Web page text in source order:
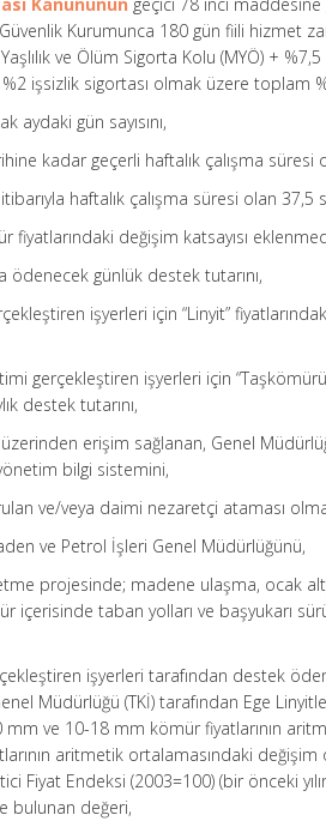
Kanununun geçici 78 inci
Kurumunca 180 gün fiili hizmet
ve Ölüm Sigorta Kolu (MYÖ) + %7,5
%2 işsizlik sigortası olmak üzere
aydaki gün sayısını,
kadar geçerli haftalık çalışma süresi
haftalık çalışma süresi olan 37,5
fiyatlarındaki değişim katsayısı
ödenecek günlük destek tutarını,
işyerleri için “Linyit”
gerçekleştiren işyerleri için
destek tutarını,
erişim sağlanan, Genel
bilgi sistemini,
ve/veya daimi nezaretçi ataması
ve Petrol İşleri Genel Müdürlüğünü,
projesinde; madene ulaşma, ocak
içerisinde taban yolları ve başyukarı
işyerleri tarafından destek
Müdürlüğü (TKİ) tarafından Ege
mm ve 10-18 mm kömür fiyatlarının
aritmetik ortalamasındaki
Fiyat Endeksi (2003=100) (bir önceki
bulunan değeri,